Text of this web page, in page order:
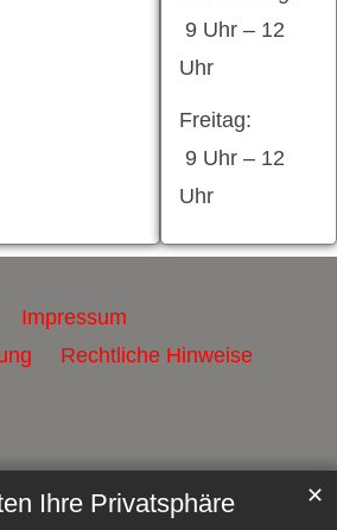
Ihre Privatsphäre ✕
9 Uhr – 12
Uhr
Freitag:
9 Uhr – 12
Uhr
Impressum
Rechtliche Hinweise